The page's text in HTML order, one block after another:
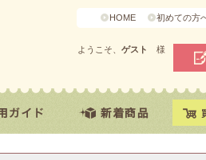
HOME 初めての方
ようこそ、 ゲスト 様